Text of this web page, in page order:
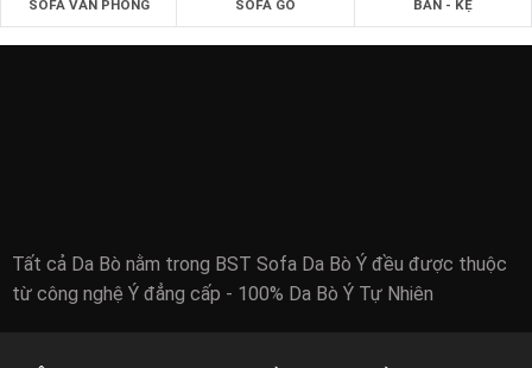
SOFA VĂN PHÒNG SOFA GỖ BÀN - KỆ